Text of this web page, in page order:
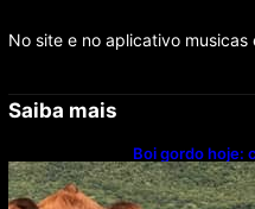
No site e no aplicativo
Saiba mais
Boi gordo hoje:
feira (6)